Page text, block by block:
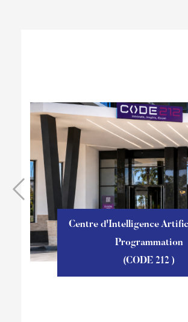
Centre d'Intelligence
Programmation
(CODE 212 )